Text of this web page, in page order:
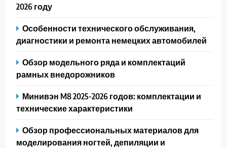
2026 году
Особенности технического обслуживания,
диагностики и ремонта немецких автомобилей
Обзор модельного ряда и комплектаций
рамных внедорожников
Минивэн M8 2025-2026 годов: комплектации и
технические характеристики
Обзор профессиональных материалов для
моделирования ногтей, депиляции и